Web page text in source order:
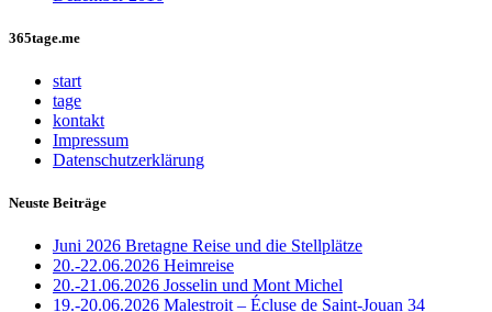
365tage.me
start
tage
kontakt
Impressum
Datenschutzerklärung
Neuste Beiträge
Juni 2026 Bretagne Reise und die Stellplätze
20.-22.06.2026 Heimreise
20.-21.06.2026 Josselin und Mont Michel
19.-20.06.2026 Malestroit – Écluse de Saint-Jouan 34